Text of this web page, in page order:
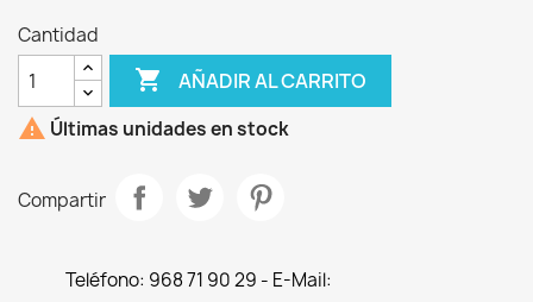
Cantidad
 AÑADIR AL CARRITO
 Últimas unidades en stock
Compartir
Teléfono: 968 71 90 29 - E-Mail: